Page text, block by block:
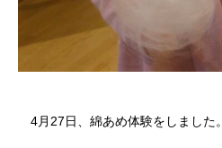
4月27日、綿あめ体験をしました。